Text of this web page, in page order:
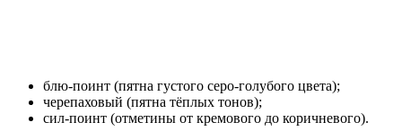
блю-поинт (пятна густого серо-голубого цвета);
черепаховый (пятна тёплых тонов);
сил-поинт (отметины от кремового до коричневого).